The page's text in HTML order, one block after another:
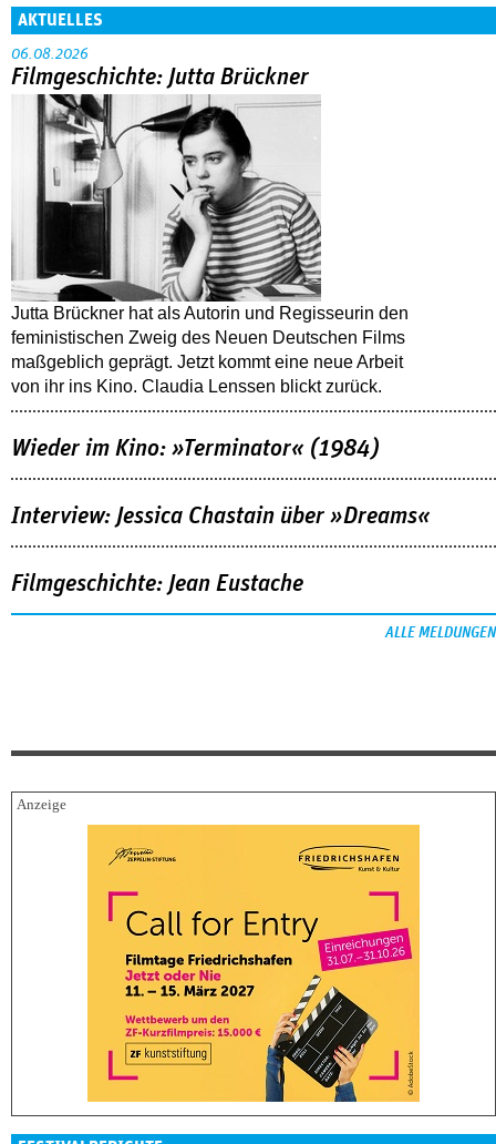
AKTUELLES
06.08.2026
Filmgeschichte: Jutta Brückner
Jutta Brückner hat als Autorin und Regisseurin den
feministischen Zweig des Neuen Deutschen Films
maßgeblich geprägt. Jetzt kommt eine neue Arbeit
von ihr ins Kino. Claudia Lenssen blickt zurück.
Wieder im Kino: »Terminator« (1984)
Interview: Jessica Chastain über »Dreams«
Filmgeschichte: Jean Eustache
ALLE MELDUNGEN